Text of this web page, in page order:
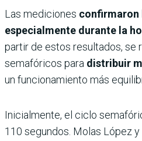
Las mediciones confirmaron
especialmente durante la
partir de estos resultados, se
semafóricos para distribuir
un funcionamiento más
Inicialmente, el ciclo
110 segundos. Molas López